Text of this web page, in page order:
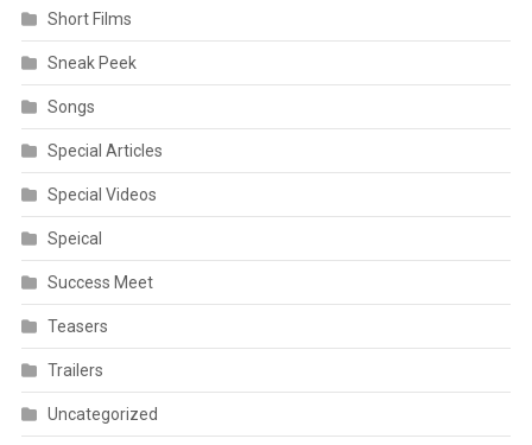
Short Films
Sneak Peek
Songs
Special Articles
Special Videos
Speical
Success Meet
Teasers
Trailers
Uncategorized